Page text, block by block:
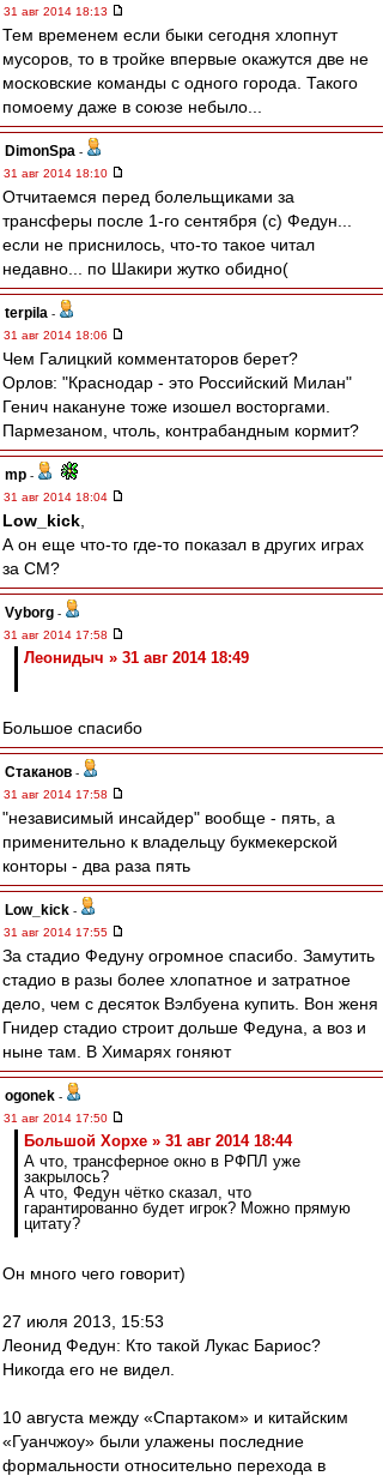
31 авг 2014 18:13
Тем временем если быки сегодня хлопнут
мусоров, то в тройке впервые окажутся две не
московские команды с одного города. Такого
помоему даже в союзе небыло...
DimonSpa -
31 авг 2014 18:10
Отчитаемся перед болельщиками за
трансферы после 1-го сентября (с) Федун...
если не приснилось, что-то такое читал
недавно... по Шакири жутко обидно(
terpila -
31 авг 2014 18:06
Чем Галицкий комментаторов берет?
Орлов: "Краснодар - это Российский Милан"
Генич накануне тоже изошел восторгами.
Пармезаном, чтоль, контрабандным кормит?
mp -
31 авг 2014 18:04
Low_kick
А он еще что-то где-то показал в других играх
за СМ?
Vyborg -
31 авг 2014 17:58
Леонидыч » 31 авг 2014 18:49
Большое спасибо
Cтаканов -
31 авг 2014 17:58
"независимый инсайдер" вообще - пять, а
применительно к владельцу букмекерской
конторы - два раза пять
Low_kick -
31 авг 2014 17:55
За стадио Федуну огромное спасибо. Замутить
стадио в разы более хлопатное и затратное
дело, чем с десяток Вэлбуена купить. Вон женя
Гнидер стадио строит дольше Федуна, а воз и
ныне там. В Химарях гоняют
ogonek -
31 авг 2014 17:50
Большой Хорхе » 31 авг 2014 18:44
А что, трансферное окно в РФПЛ уже
закрылось?
А что, Федун чётко сказал, что
гарантированно будет игрок? Можно прямую
цитату?
Он много чего говорит)
27 июля 2013, 15:53
Леонид Федун: Кто такой Лукас Бариос?
Никогда его не видел.
10 августа между «Спартаком» и китайским
«Гуанчжоу» были улажены последние
формальности относительно перехода в